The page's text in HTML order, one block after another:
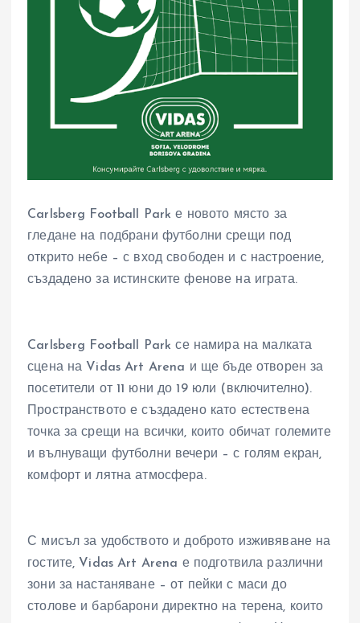
Carlsberg Football Park е новото място за
гледане на подбрани футболни срещи под
открито небе – с вход свободен и с настроение,
създадено за истинските фенове на играта.
Carlsberg Football Park се намира на малката
сцена на Vidas Art Arena и ще бъде отворен за
посетители от 11 юни до 19 юли (включително).
Пространството е създадено като естествена
точка за срещи на всички, които обичат големите
и вълнуващи футболни вечери – с голям екран,
комфорт и лятна атмосфера.
С мисъл за удобството и доброто изживяване на
гостите, Vidas Art Arena е подготвила различни
зони за настаняване – от пейки с маси до
столове и барбарони директно на терена, които